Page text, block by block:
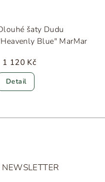
šaty Dudu
Blue" MarMar
1 120 Kč
Detail
NEWSLETTER